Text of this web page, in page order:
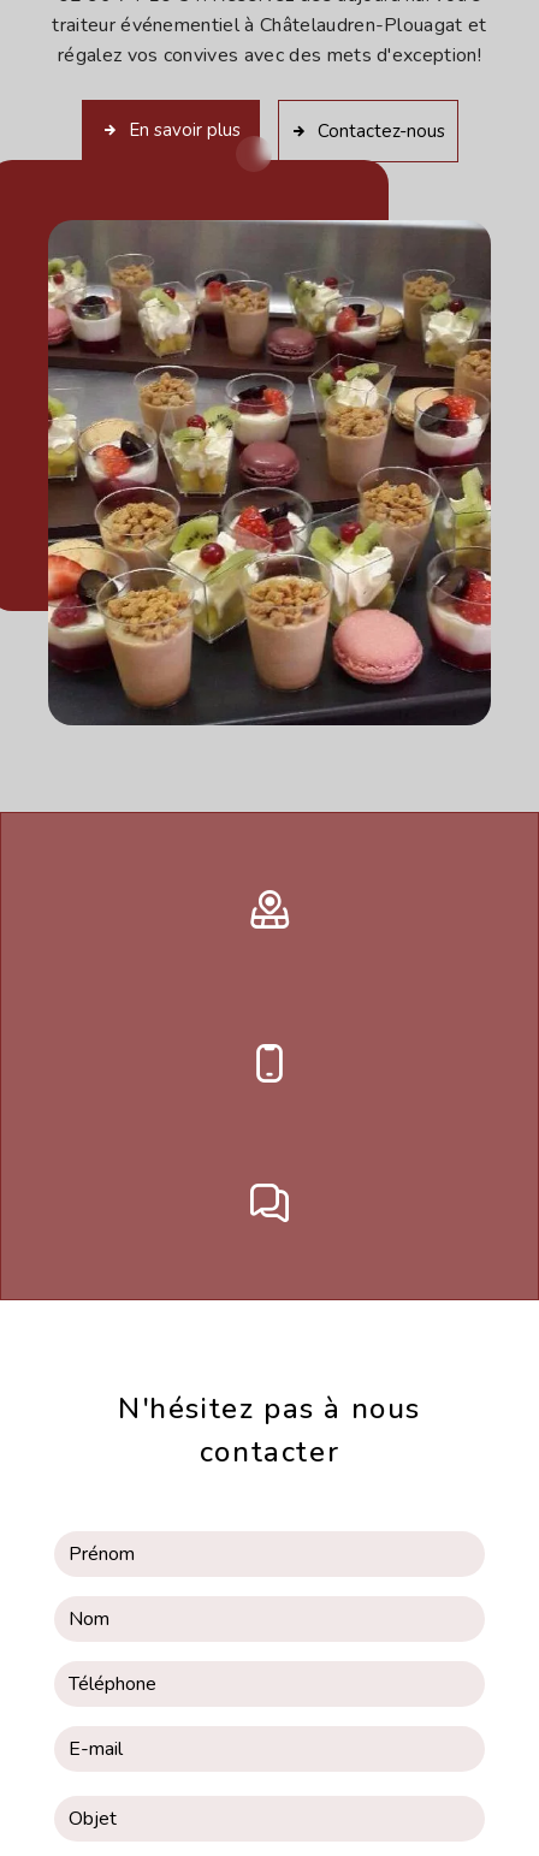
traiteur événementiel à Châtelaudren-Plouagat et
régalez vos convives avec des mets d'exception!
En savoir plus Contactez-nous
N'hésitez pas à nous
contacter